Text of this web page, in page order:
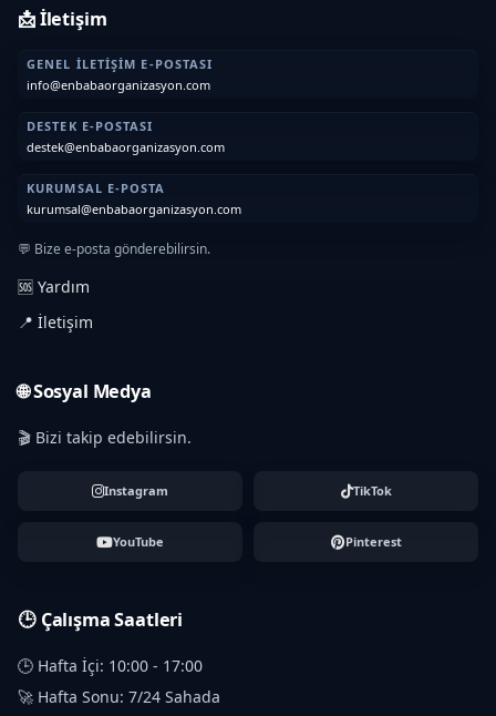
📩 İletişim
GENEL İLETIŞIM E-POSTASI
info@enbabaorganizasyon.com
DESTEK E-POSTASI
destek@enbabaorganizasyon.com
KURUMSAL E-POSTA
kurumsal@enbabaorganizasyon.com
💬 Bize e-posta gönderebilirsin.
🆘 Yardım
📍 İletişim
🌐 Sosyal Medya
🎬 Bizi takip edebilirsin.
Instagram TikTok
YouTube Pinterest
🕒 Çalışma Saatleri
🕒 Hafta İçi: 10:00 - 17:00
🚀 Hafta Sonu: 7/24 Sahada